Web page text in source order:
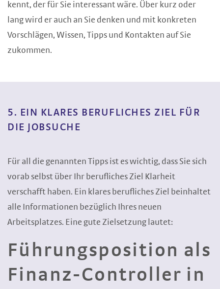
kennt, der für Sie interessant wäre. Über kurz oder
lang wird er auch an Sie denken und mit konkreten
Vorschlägen, Wissen, Tipps und Kontakten auf Sie
zukommen.
5. EIN KLARES BERUFLICHES ZIEL FÜR
DIE JOBSUCHE
Für all die genannten Tipps ist es wichtig, dass Sie sich
vorab selbst über Ihr berufliches Ziel Klarheit
verschafft haben. Ein klares berufliches Ziel beinhaltet
alle Informationen bezüglich Ihres neuen
Arbeitsplatzes. Eine gute Zielsetzung lautet:
Führungsposition als
Finanz-Controller in